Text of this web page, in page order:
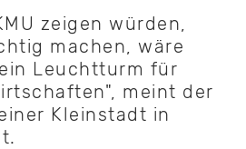
zeigen würden,
machen, wäre
Leuchtturm für
meint der
Kleinstadt in